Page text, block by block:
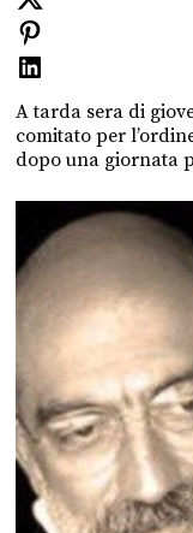
A tarda sera di
comitato per
dopo una giornata